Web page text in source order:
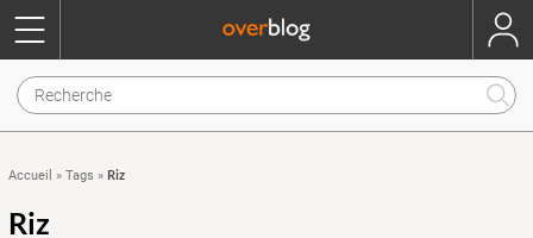
Accueil » Tags » Riz
Riz